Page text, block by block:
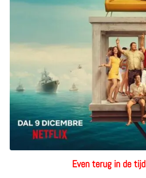
Even terug in de tijd